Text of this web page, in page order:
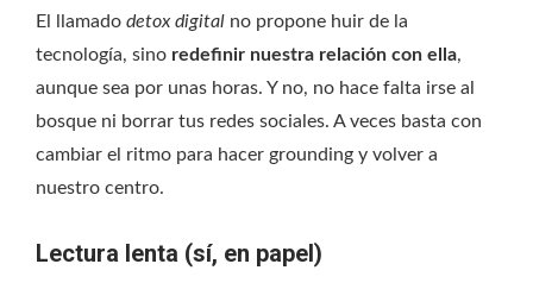
El llamado detox digital no propone huir de la
tecnología, sino redefinir nuestra relación con ella,
aunque sea por unas horas. Y no, no hace falta irse al
bosque ni borrar tus redes sociales. A veces basta con
cambiar el ritmo para hacer grounding y volver a
nuestro centro.
Lectura lenta (sí, en papel)